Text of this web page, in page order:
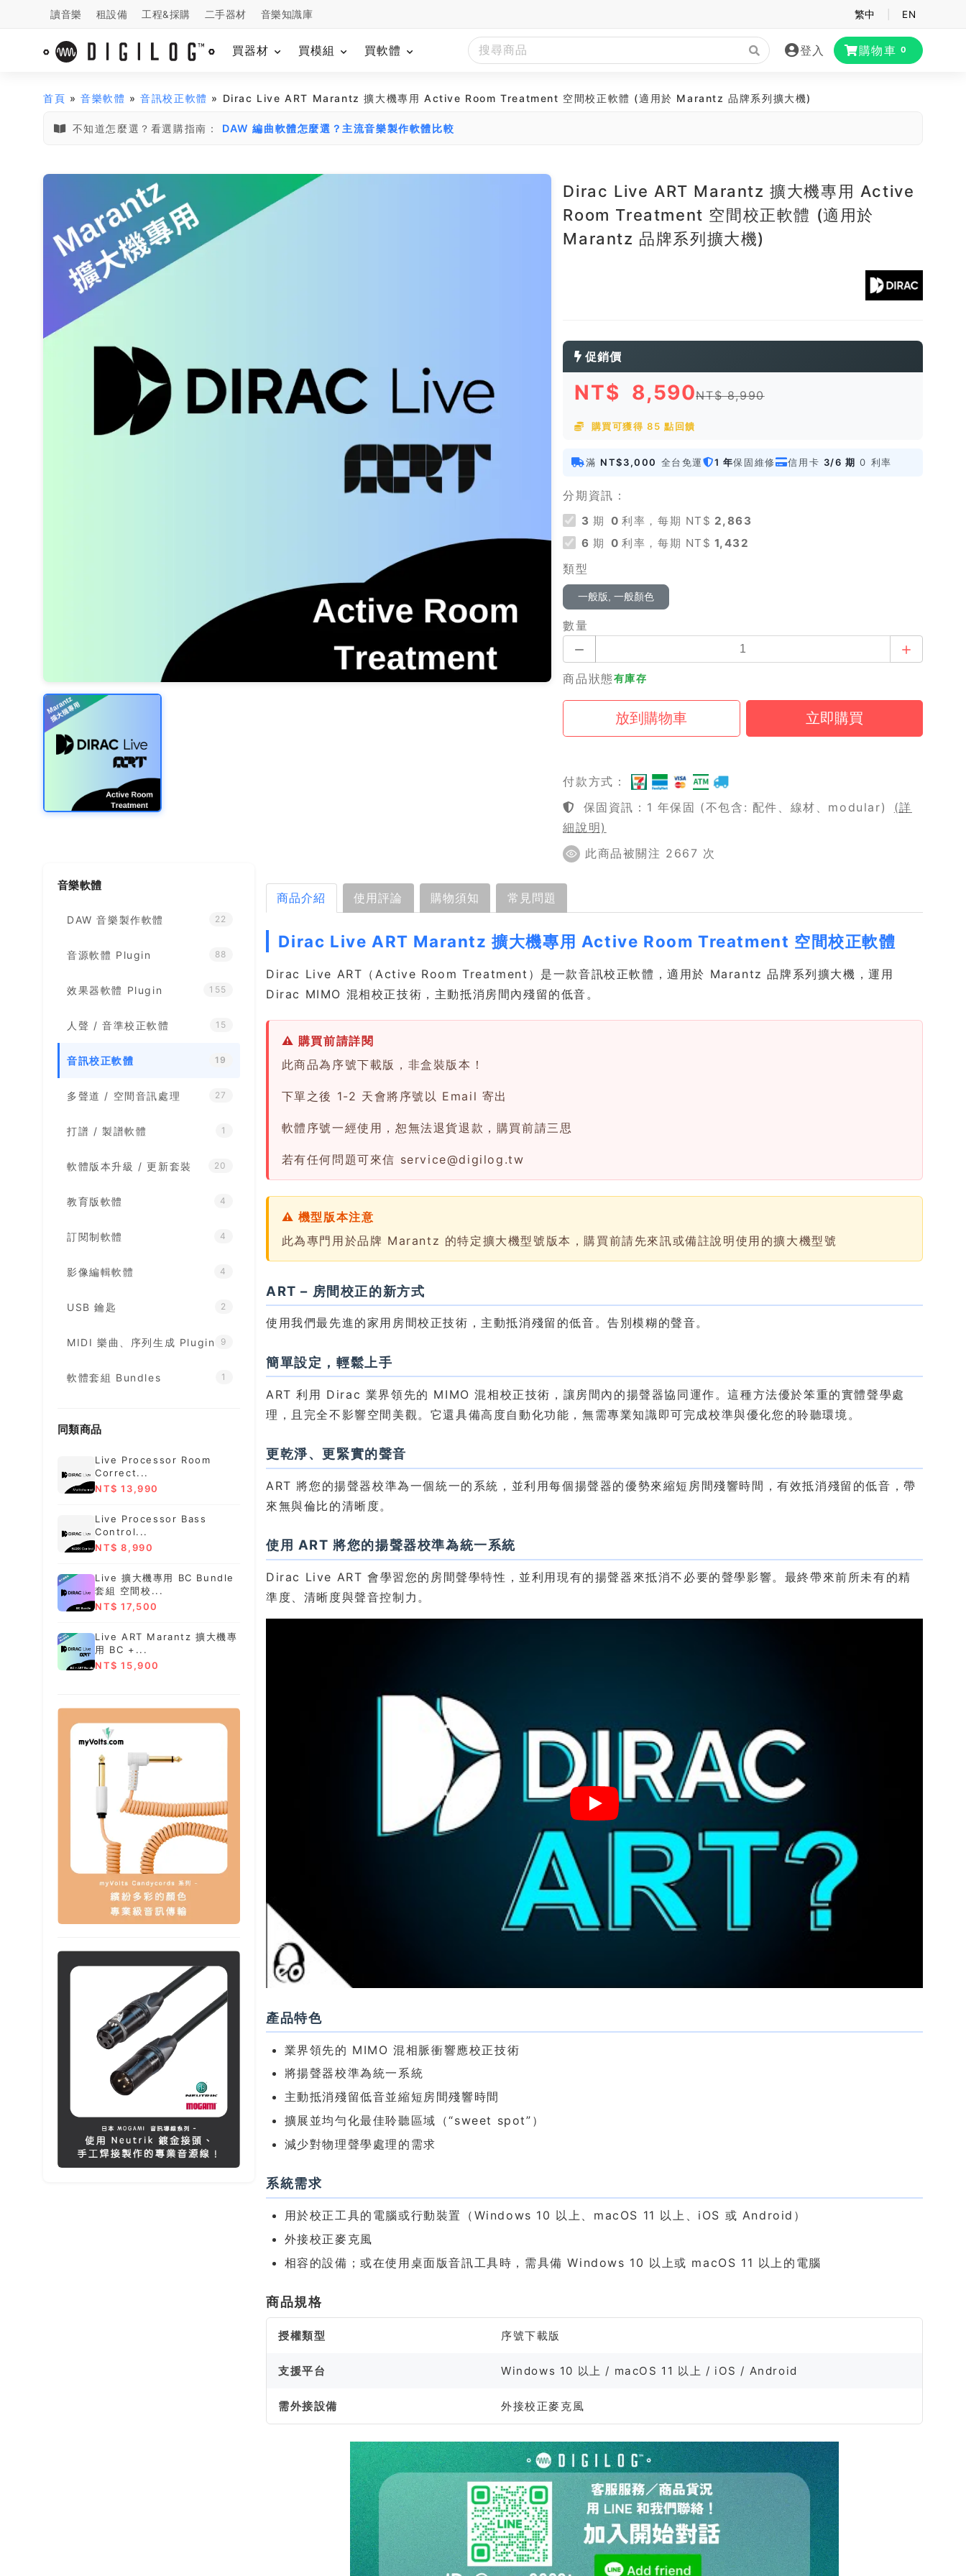
讀音樂 租設備 工程&採購 二手器材 音樂知識庫 繁中 EN
買器材 買模組 買軟體 登入 購物車 0
首頁 »音樂軟體 »音訊校正軟體 » Dirac Live ART Marantz 擴大機專用 Active Room Treatment 空間校正軟體 (適用於 Marantz 品牌系列擴大機)
不知道怎麼選？看選購指南： DAW 編曲軟體怎麼選？主流音樂製作軟體比較
Dirac Live ART Marantz 擴大機專用 Active
Room Treatment 空間校正軟體 (適用於
Marantz 品牌系列擴大機)
促銷價
NT$ 8,590NT$ 8,990
購買可獲得 85 點回饋
滿 NT$3,000 全台免運 1 年保固維修 信用卡 3/6 期 0 利率
分期資訊：
3 期 0 利率，每期 NT$ 2,863
6 期 0 利率，每期 NT$ 1,432
類型
一般版, 一般顏色
數量
商品狀態有庫存
付款方式：
保固資訊：1 年保固 (不包含: 配件、線材、modular)
(詳
細說明)
此商品被關注 2667 次
音樂軟體
DAW 音樂製作軟體 22
音源軟體 Plugin 88
效果器軟體 Plugin 155
人聲 / 音準校正軟體 15
音訊校正軟體 19
多聲道 / 空間音訊處理 27
打譜 / 製譜軟體 1
軟體版本升級 / 更新套裝 20
教育版軟體 4
訂閱制軟體 4
影像編輯軟體 4
USB 鑰匙 2
MIDI 樂曲、序列生成 Plugin 9
軟體套組 Bundles 1
同類商品
Live Processor Room
Correct...
NT$ 13,990
Live Processor Bass
Control...
NT$ 8,990
Live 擴大機專用 BC Bundle
套組 空間校...
NT$ 17,500
Live ART Marantz 擴大機專
用 BC +...
NT$ 15,900
商品介紹 使用評論 購物須知 常見問題
Dirac Live ART Marantz 擴大機專用 Active Room Treatment 空間校正軟體
Dirac Live ART（Active Room Treatment）是一款音訊校正軟體，適用於 Marantz 品牌系列擴大機，運用
Dirac MIMO 混相校正技術，主動抵消房間內殘留的低音。
⚠ 購買前請詳閱
此商品為序號下載版，非盒裝版本！
下單之後 1-2 天會將序號以 Email 寄出
軟體序號一經使用，恕無法退貨退款，購買前請三思
若有任何問題可來信 service@digilog.tw
⚠ 機型版本注意
此為專門用於品牌 Marantz 的特定擴大機型號版本，購買前請先來訊或備註說明使用的擴大機型號
ART – 房間校正的新方式
使用我們最先進的家用房間校正技術，主動抵消殘留的低音。告別模糊的聲音。
簡單設定，輕鬆上手
ART 利用 Dirac 業界領先的 MIMO 混相校正技術，讓房間內的揚聲器協同運作。這種方法優於笨重的實體聲學處
理，且完全不影響空間美觀。它還具備高度自動化功能，無需專業知識即可完成校準與優化您的聆聽環境。
更乾淨、更緊實的聲音
ART 將您的揚聲器校準為一個統一的系統，並利用每個揚聲器的優勢來縮短房間殘響時間，有效抵消殘留的低音，帶
來無與倫比的清晰度。
使用 ART 將您的揚聲器校準為統一系統
Dirac Live ART 會學習您的房間聲學特性，並利用現有的揚聲器來抵消不必要的聲學影響。最終帶來前所未有的精
準度、清晰度與聲音控制力。
產品特色
業界領先的 MIMO 混相脈衝響應校正技術
將揚聲器校準為統一系統
主動抵消殘留低音並縮短房間殘響時間
擴展並均勻化最佳聆聽區域（“sweet spot”）
減少對物理聲學處理的需求
系統需求
用於校正工具的電腦或行動裝置（Windows 10 以上、macOS 11 以上、iOS 或 Android）
外接校正麥克風
相容的設備；或在使用桌面版音訊工具時，需具備 Windows 10 以上或 macOS 11 以上的電腦
商品規格
授權類型 序號下載版
支援平台 Windows 10 以上 / macOS 11 以上 / iOS / Android
需外接設備 外接校正麥克風